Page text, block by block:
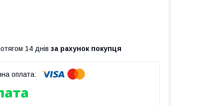
14 днів за рахунок покупця